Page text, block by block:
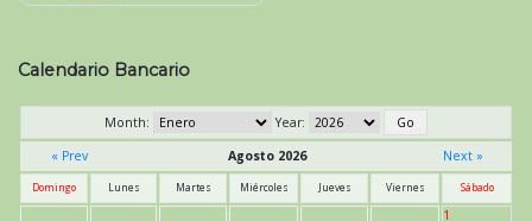
de
Calendario Bancario
Month:
Year:
« Prev
Agosto 2026 Next »
Domingo Lunes Martes Miércoles Jueves Viernes Sábado
1